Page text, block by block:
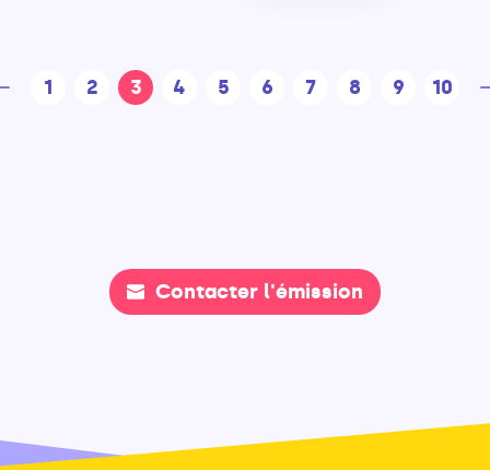
1 2 3 4 5 6 7 8 9 10
Contacter l'émission